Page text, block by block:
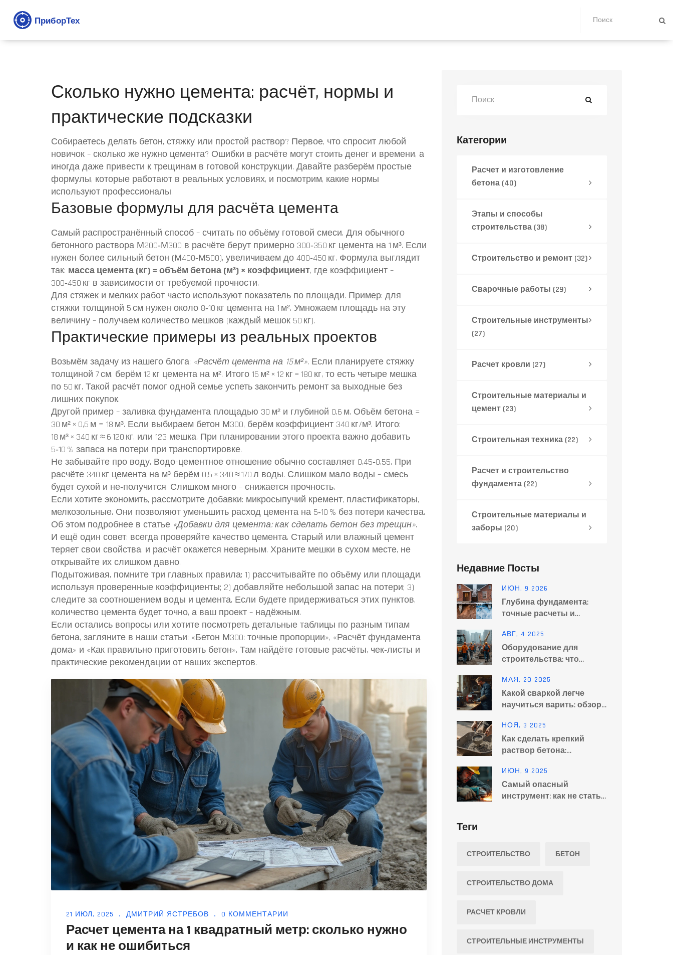
Сколько нужно цемента: расчёт, нормы и
практические подсказки
Собираетесь делать бетон, стяжку или простой раствор? Первое, что спросит любой
новичок – сколько же нужно цемента? Ошибки в расчёте могут стоить денег и времени, а
иногда даже привести к трещинам в готовой конструкции. Давайте разберём простые
формулы, которые работают в реальных условиях, и посмотрим, какие нормы
используют профессионалы.
Базовые формулы для расчёта цемента
Самый распространённый способ – считать по объёму готовой смеси. Для обычного
бетонного раствора М200‑М300 в расчёте берут примерно 300‑350 кг цемента на 1 м³. Если
нужен более сильный бетон (М400‑М500), увеличиваем до 400‑450 кг. Формула выглядит
так: масса цемента (кг) = объём бетона (м³) × коэффициент, где коэффициент –
300‑450 кг в зависимости от требуемой прочности.
Для стяжек и мелких работ часто используют показатель по площади. Пример: для
стяжки толщиной 5 см нужен около 8‑10 кг цемента на 1 м². Умножаем площадь на эту
величину – получаем количество мешков (каждый мешок 50 кг).
Практические примеры из реальных проектов
Возьмём задачу из нашего блога: «Расчёт цемента на 15 м²». Если планируете стяжку
толщиной 7 см, берём 12 кг цемента на м². Итого 15 м² × 12 кг = 180 кг, то есть четыре мешка
по 50 кг. Такой расчёт помог одной семье успеть закончить ремонт за выходные без
лишних покупок.
Другой пример – заливка фундамента площадью 30 м² и глубиной 0,6 м. Объём бетона =
30 м² × 0,6 м = 18 м³. Если выбираем бетон М300, берём коэффициент 340 кг/м³. Итого:
18 м³ × 340 кг ≈ 6 120 кг, или 123 мешка. При планировании этого проекта важно добавить
5‑10 % запаса на потери при транспортировке.
Не забывайте про воду. Водо-цементное отношение обычно составляет 0,45‑0,55. При
расчёте 340 кг цемента на м³ берём 0,5 × 340 ≈ 170 л воды. Слишком мало воды – смесь
будет сухой и не‑получится. Слишком много – снижается прочность.
Если хотите экономить, рассмотрите добавки: микросыпучий кремент, пластификаторы,
мелкозольные. Они позволяют уменьшить расход цемента на 5‑10 % без потери качества.
Об этом подробнее в статье «Добавки для цемента: как сделать бетон без трещин».
И ещё один совет: всегда проверяйте качество цемента. Старый или влажный цемент
теряет свои свойства, и расчёт окажется неверным. Храните мешки в сухом месте, не
открывайте их слишком давно.
Подытоживая, помните три главных правила: 1) рассчитывайте по объёму или площади,
используя проверенные коэффициенты; 2) добавляйте небольшой запас на потери; 3)
следите за соотношением воды и цемента. Если будете придерживаться этих пунктов,
количество цемента будет точно, а ваш проект – надёжным.
Если остались вопросы или хотите посмотреть детальные таблицы по разным типам
бетона, загляните в наши статьи: «Бетон М300: точные пропорции», «Расчёт фундамента
дома» и «Как правильно приготовить бетон». Там найдёте готовые расчёты, чек‑листы и
практические рекомендации от наших экспертов.
21 ИЮЛ, 2025 ДМИТРИЙ ЯСТРЕБОВ 0 КОММЕНТАРИИ
Расчет цемента на 1 квадратный метр: сколько нужно
и как не ошибиться
Категории
Расчет и изготовление
бетона (40)
Этапы и способы
строительства (38)
Строительство и ремонт (32)
Сварочные работы (29)
Строительные инструменты
(27)
Расчет кровли (27)
Строительные материалы и
цемент (23)
Строительная техника (22)
Расчет и строительство
фундамента (22)
Строительные материалы и
заборы (20)
Недавние Посты
ИЮН, 9 2026
Глубина фундамента:
точные расчеты и
грунтов
АВГ, 4 2025
Оборудование для
строительства: что
"Строителе" на практике
МАЯ, 20 2025
Какой сваркой легче
научиться варить: обзор
НОЯ, 3 2025
Как сделать крепкий
раствор бетона:
советы от практика
ИЮН, 9 2025
Самый опасный
инструмент: как не стать
Теги
СТРОИТЕЛЬСТВО БЕТОН
СТРОИТЕЛЬСТВО ДОМА
РАСЧЕТ КРОВЛИ
СТРОИТЕЛЬНЫЕ ИНСТРУМЕНТЫ